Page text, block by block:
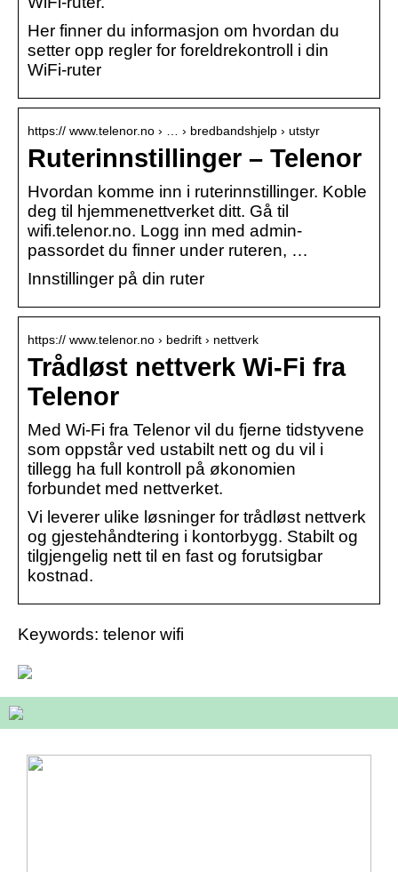
Her finner du informasjon om hvordan du
setter opp regler for foreldrekontroll i din
WiFi-ruter
https:// www.telenor.no › … › bredbandshjelp › utstyr
Ruterinnstillinger – Telenor
Hvordan komme inn i ruterinnstillinger. Koble
deg til hjemmenettverket ditt. Gå til
wifi.telenor.no. Logg inn med admin-
passordet du finner under ruteren, …
Innstillinger på din ruter
https:// www.telenor.no › bedrift › nettverk
Trådløst nettverk Wi-Fi fra
Telenor
Med Wi-Fi fra Telenor vil du fjerne tidstyvene
som oppstår ved ustabilt nett og du vil i
tillegg ha full kontroll på økonomien
forbundet med nettverket.
Vi leverer ulike løsninger for trådløst nettverk
og gjestehåndtering i kontorbygg. Stabilt og
tilgjengelig nett til en fast og forutsigbar
kostnad.
Keywords: telenor wifi